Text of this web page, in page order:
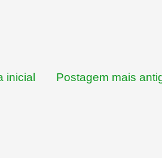
Postagem mais
inicial